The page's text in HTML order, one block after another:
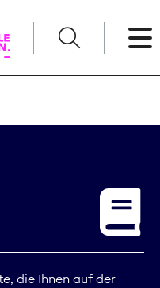
die Ihnen auf der